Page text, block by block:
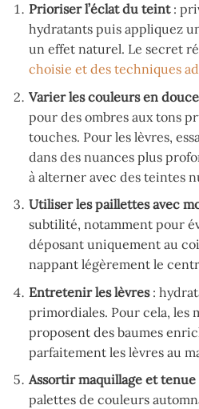
Prioriser l’éclat du teint:
hydratants puis appliquez
un effet naturel. Le secret
choisie et des techniques
Varier les couleurs en
pour des ombres aux tons
touches. Pour les lèvres,
dans des nuances plus
à alterner avec des teintes
Utiliser les paillettes avec
subtilité, notamment pour
déposant uniquement au
nappant légèrement le
Entretenir les lèvres:
primordiales. Pour cela, les
proposent des baumes
parfaitement les lèvres au
Assortir maquillage et tenue
palettes de couleurs